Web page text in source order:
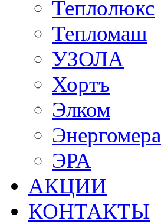
Теплолюкс
Тепломаш
УЗОЛА
Хортъ
Элком
Энергомера
ЭРА
АКЦИИ
КОНТАКТЫ